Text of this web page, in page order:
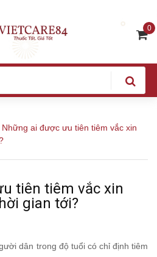
0
Những ai được ưu tiên tiêm vắc xin
tiên tiêm vắc xin
gian tới?
dân trong độ tuổi có chỉ định tiêm